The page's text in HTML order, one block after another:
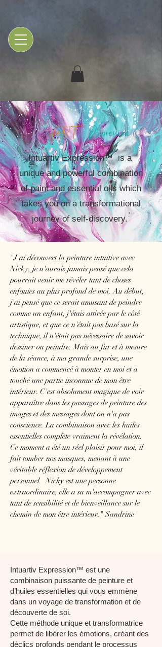
IntuARTiv Expression
Intuartiv Expression™ is a
unique and powerful combination
of paint and essential oils which
takes you on a transformational
journey of self-discovery.
"J'ai découvert la peinture intuitive avec
Nicky, je n'aurais jamais pensé que cela
pourrait venir me révéler tant de choses
enfouies au plus profond de moi. Au début,
j'ai pensé que ce serait amusant de peindre
comme un enfant, j'étais attirée par le côté
artistique, et que ce n'était pas basé sur la
technique, il n'était pas nécessaire de savoir
dessiner ou peindre. Mais au fur et à mesure
de la séance, à ma grande surprise, une
émotion a commencé à monter en moi et a
touché une partie inconnue de mon être
intérieur. C'est absolument magique de voir
apparaître dans les passages de peinture des
images et des messages dont on n'a pas
conscience. La combinaison avec les huiles
essentielles complète vraiment la révélation.
Ce moment a été un réel plaisir pour moi, il
fait tomber nos masques, menant à une
véritable réflexion de développement
personnel. Nicky est une personne
extraordinaire, elle a su m'accompagner avec
tant de sensibilité et de bienveillance sur le
chemin de mon être intérieur." Sandrine
Intuartiv Expression™ est une
combinaison puissante de peinture et
d’huiles essentielles qui vous emmène
dans un voyage de transformation et de
découverte de soi.
Cette méthode unique et transformatrice
permet de libérer les émotions, créant des
déclics profonds pendant le processus